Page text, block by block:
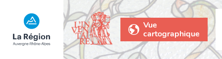
Vue
cartographique